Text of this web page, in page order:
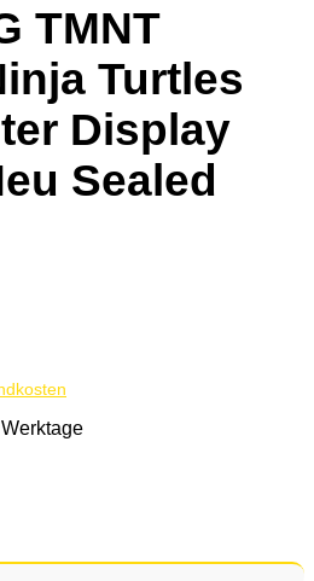
TMNT
Turtles
Display
Sealed